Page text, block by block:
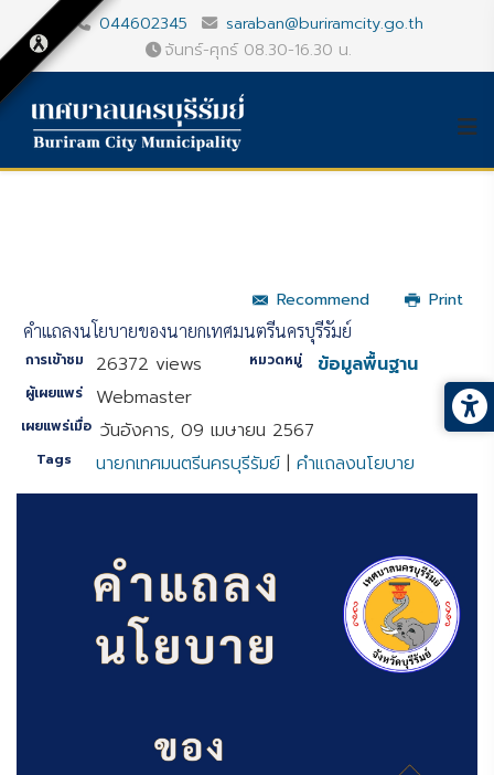
044602345
saraban@buriramcity.go.th
จันทร์-ศุกร์ 08.30-16.30 น.
Recommend
Print
คําแถลงนโยบายของนายกเทศมนตรีนครบุรีรัมย์
การเข้าชม 26372 views หมวดหมู่ ข้อมูลพื้นฐาน
ผู้เผยแพร่ Webmaster
เผยแพร่เมื่อ วันอังคาร, 09 เมษายน 2567
Tags นายกเทศมนตรีนครบุรีรัมย์ |คำแถลงนโยบาย